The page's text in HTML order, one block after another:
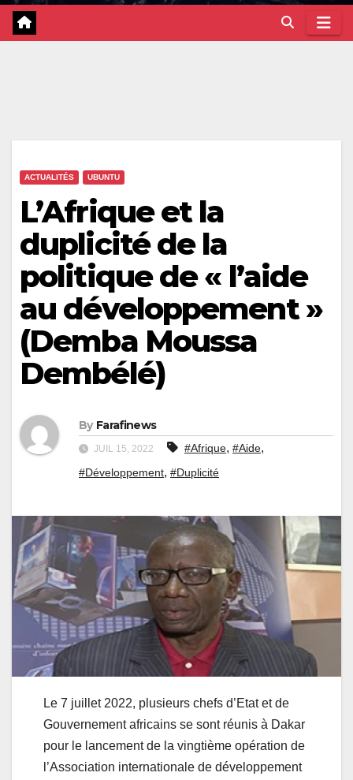
ACTUALITÉS UBUNTU
L’Afrique et la
duplicité de la
politique de « l’aide
au développement »
(Demba Moussa
Dembélé)
By Farafinews
JUIL 15, 2022 #Afrique, #Aide,
#Développement, #Duplicité
Le 7 juillet 2022, plusieurs chefs d’Etat et de
Gouvernement africains se sont réunis à Dakar
pour le lancement de la vingtième opération de
l’Association internationale de développement